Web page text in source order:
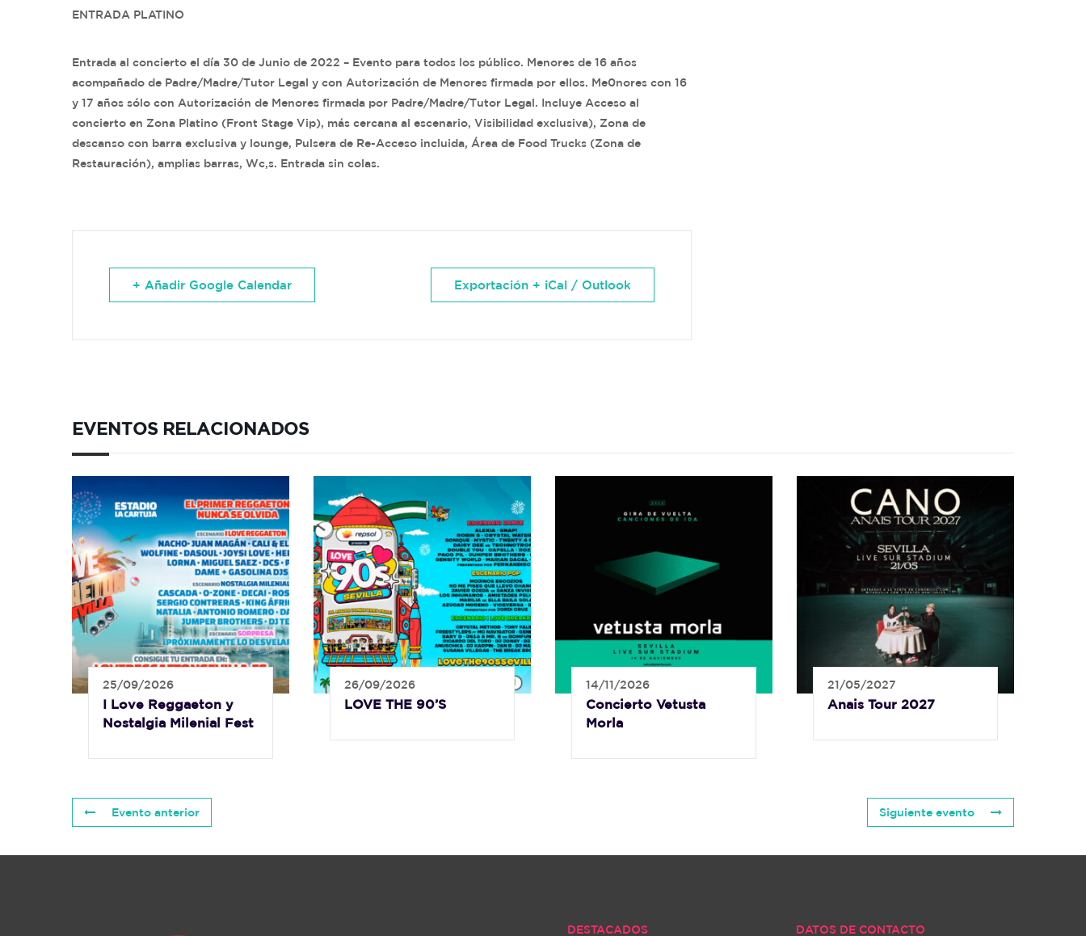
ENTRADA PLATINO
Entrada al concierto el día 30 de Junio de 2022 – Evento para todos los público. Menores de 16 años
acompañado de Padre/Madre/Tutor Legal y con Autorización de Menores firmada por ellos. Me0nores con 16
y 17 años sólo con Autorización de Menores firmada por Padre/Madre/Tutor Legal. Incluye Acceso al
concierto en Zona Platino (Front Stage Vip), más cercana al escenario, Visibilidad exclusiva), Zona de
descanso con barra exclusiva y lounge, Pulsera de Re-Acceso incluida, Área de Food Trucks (Zona de
Restauración), amplias barras, Wc,s. Entrada sin colas.
+ Añadir Google Calendar Exportación + iCal / Outlook
EVENTOS RELACIONADOS
25/09/2026
I Love Reggaeton y
Nostalgia Milenial Fest
26/09/2026
LOVE THE 90’S
14/11/2026
Concierto Vetusta
Morla
21/05/2027
Anais Tour 2027
Evento anterior Siguiente evento
DESTACADOS DATOS DE CONTACTO